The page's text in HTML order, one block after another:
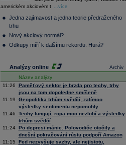
Composite
36 145,83 0,96
Tecdax
Performance
index
4 002,82
americkém akciovém t
...více
Jedna zajímavost a jedna teorie předraženého
trhu
Nový akciový normál?
Odkupy míří k dalšímu rekordu. Hurá?
Archiv
Analýzy online
Název analýzy
11:26
Paměťový sektor je brzda pro techy, trhy
jsou na tom dopoledne smíšeně
11:19
Geopolitika trhům svědčí, zatímco
výsledky sentimentu nepomohly
11:46
Techy fungují, ropa moc nezlobí a výsledky
trhům svědčí
11:24
Po depresi mánie. Polovodiče otočily a
dnešní pokračování růstu podpoří Amazon
11:15
Fed nezvyšuje sazby, ale nejistotu,